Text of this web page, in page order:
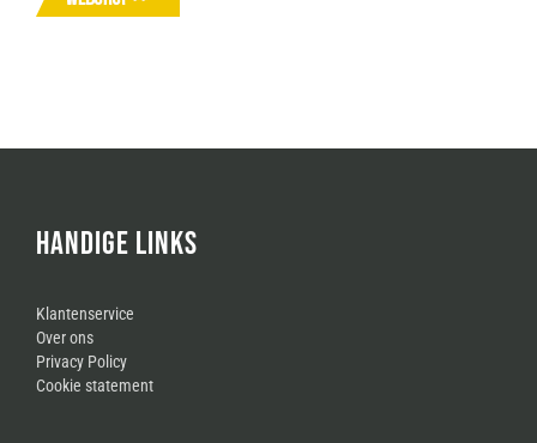
HANDIGE LINKS
Klantenservice
Over ons
Privacy Policy
Cookie statement